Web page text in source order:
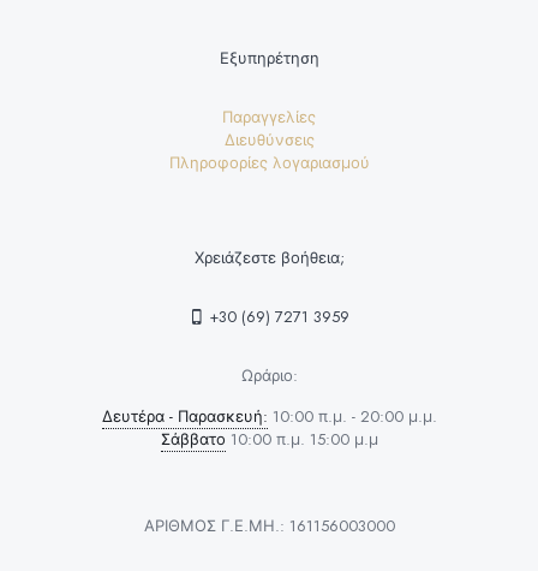
Εξυπηρέτηση
Παραγγελίες
Διευθύνσεις
Πληροφορίες λογαριασμού
Χρειάζεστε βοήθεια;
+30 (69) 7271 3959
Ωράριο:
Δευτέρα - Παρασκευή: 10:00 π.μ. - 20:00 μ.μ.
Σάββατο 10:00 π.μ. 15:00 μ.μ
ΑΡΙΘΜΟΣ Γ.Ε.ΜΗ.: 161156003000